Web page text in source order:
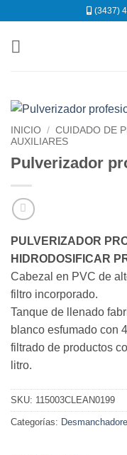
contenido
(3437)
INICIO / CUIDADO DE
AUXILIARES
Pulverizador
PULVERIZADOR
HIDRODOSIFICAR
Cabezal en PVC de
filtro incorporado.
Tanque de llenado
blanco esfumado con
filtrado de productos
litro.
SKU: 115003CLEAN0199
Categorías: